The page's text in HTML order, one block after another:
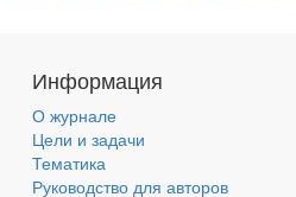
Информация
О журнале
Цели и задачи
Тематика
Руководство для авторов